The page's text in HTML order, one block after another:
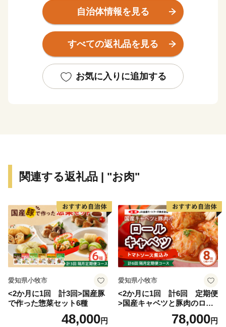
ある斑島のポットホール、日本名松百選に選定されてい
る姫の松原などがあり、小値賀町のほぼ全域が西海国立
公園の指定を受けています。また、一部の地域は国の重
要文化的景観に選定されている他、長崎県で唯一「日本
小値賀島の東に位置する野崎島には、２０１８年７月に
牛の畜産が盛んに営まれています。小値賀町は古くから
ています。水産業では一本釣を中心に漁船漁業が営まれ
ており、市場での評価が高いイサキを「値賀咲」、タチ
ウオを「白銀」と称し、小値賀町のブランド魚として出
荷しています。
や、古民家再生の権威アレックス・カー氏が監修し、築
１００年以上の古民家をリノベーションした古民家ステ
自治体情報を見る
すべての返礼品を見る
お気に入りに追加する
関連する返礼品 | "お肉"
愛知県小牧市
<2か月に1回 計3回>国産豚
で作った惣菜セット6種
48,000円
愛知県小牧市
<2か月に1回 計6回 定期便
>国産キャベツと豚肉のロー
ルキャベツ（4P入り）
78,000円